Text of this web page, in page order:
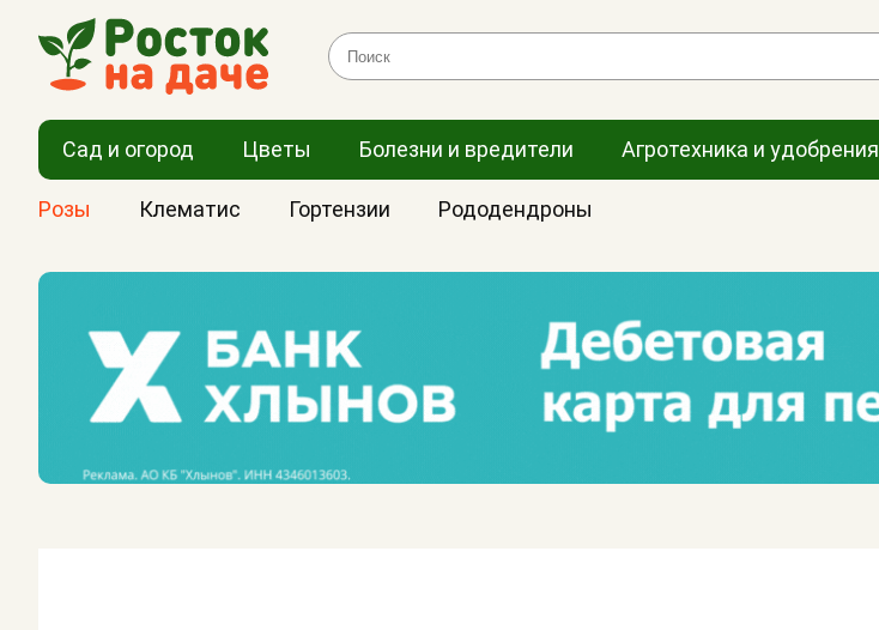
Сад и огород Цветы Болезни и вредители Агротехника и удобрения
Розы Клематис Гортензии Рододендроны